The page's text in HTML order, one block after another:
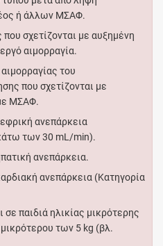
ή άλλων ΜΣΑΦ.
σχετίζονται με αυξημένη
αιμορραγία.
του
που σχετίζονται με
ΜΣΑΦ.
ανεπάρκεια
των 30 mL/min).
ανεπάρκεια.
ανεπάρκεια (Κατηγορία
σε παιδιά ηλικίας μικρότερης
των 5 kg (βλ.